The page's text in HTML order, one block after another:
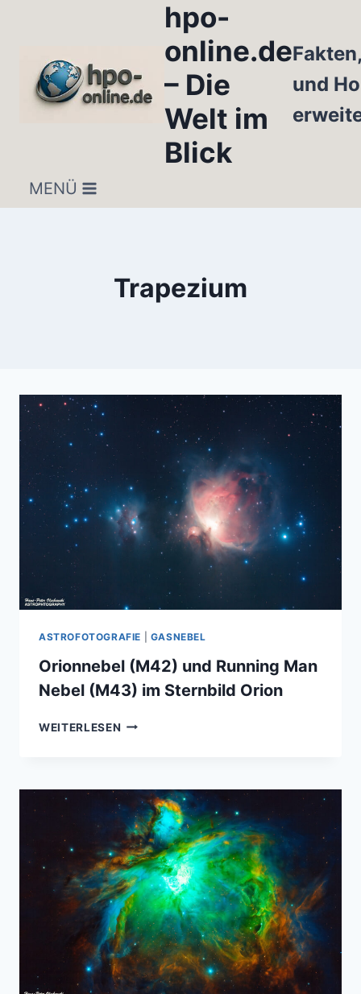
hpo-
online.de
– Die
Welt im
Blick
und
MENÜ
Trapezium
ASTROFOTOGRAFIE GASNEBEL
Orionnebel (M42) und Running Man
Nebel (M43) im Sternbild Orion
WEITERLESEN ORIONNEBEL
MAN
NEBEL
(M43)
IM
STERNBILD
ORION